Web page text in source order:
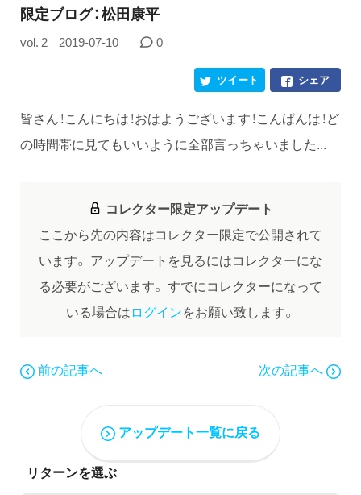
限定ブログ：松田康平
vol. 2 2019-07-10 0
シェア
ツイート
皆さん！こんにちは！おはようございます！こんばんは！ど
の時間帯に見てもいいように全部言っちゃいました...
コレクター限定アップデート
ここから先の内容はコレクター限定で公開されて
います。 アップデートを見るにはコレクターにな
る必要がございます。 すでにコレクターになって
いる場合はログインをお願い致します。
前の記事へ 次の記事へ
アップデート一覧に戻る
リターンを選ぶ